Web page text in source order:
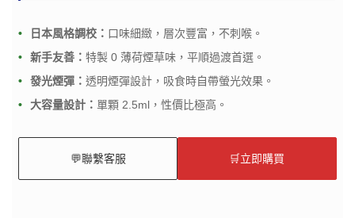
日本風格調校： 口味細緻，層次豐富，不刺喉。
新手友善：特製 0 薄荷煙草味，平順過渡首選。
發光煙彈：透明煙彈設計，吸食時自帶螢光效果。
大容量設計： 單顆 2.5ml，性價比極高。
💬聯繫客服 🛒立即購買